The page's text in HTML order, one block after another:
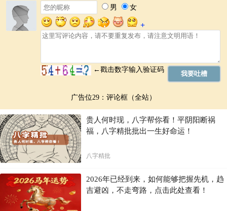
广告位29：评论框（全站）
贵人何时现，八字帮你看！平阴阳断祸
福，八字精批批出一生好命运！
八字精批
2026年已经到来，如何能够把握先机，趋
吉避凶，不走弯路，点击此处查看！